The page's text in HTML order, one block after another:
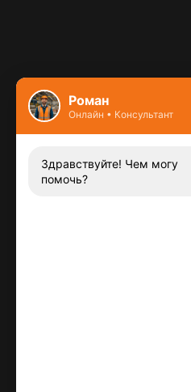
Контакты
Заказать звонок
Роман
Онлайн • Консультант
Здравствуйте! Чем могу
помочь?